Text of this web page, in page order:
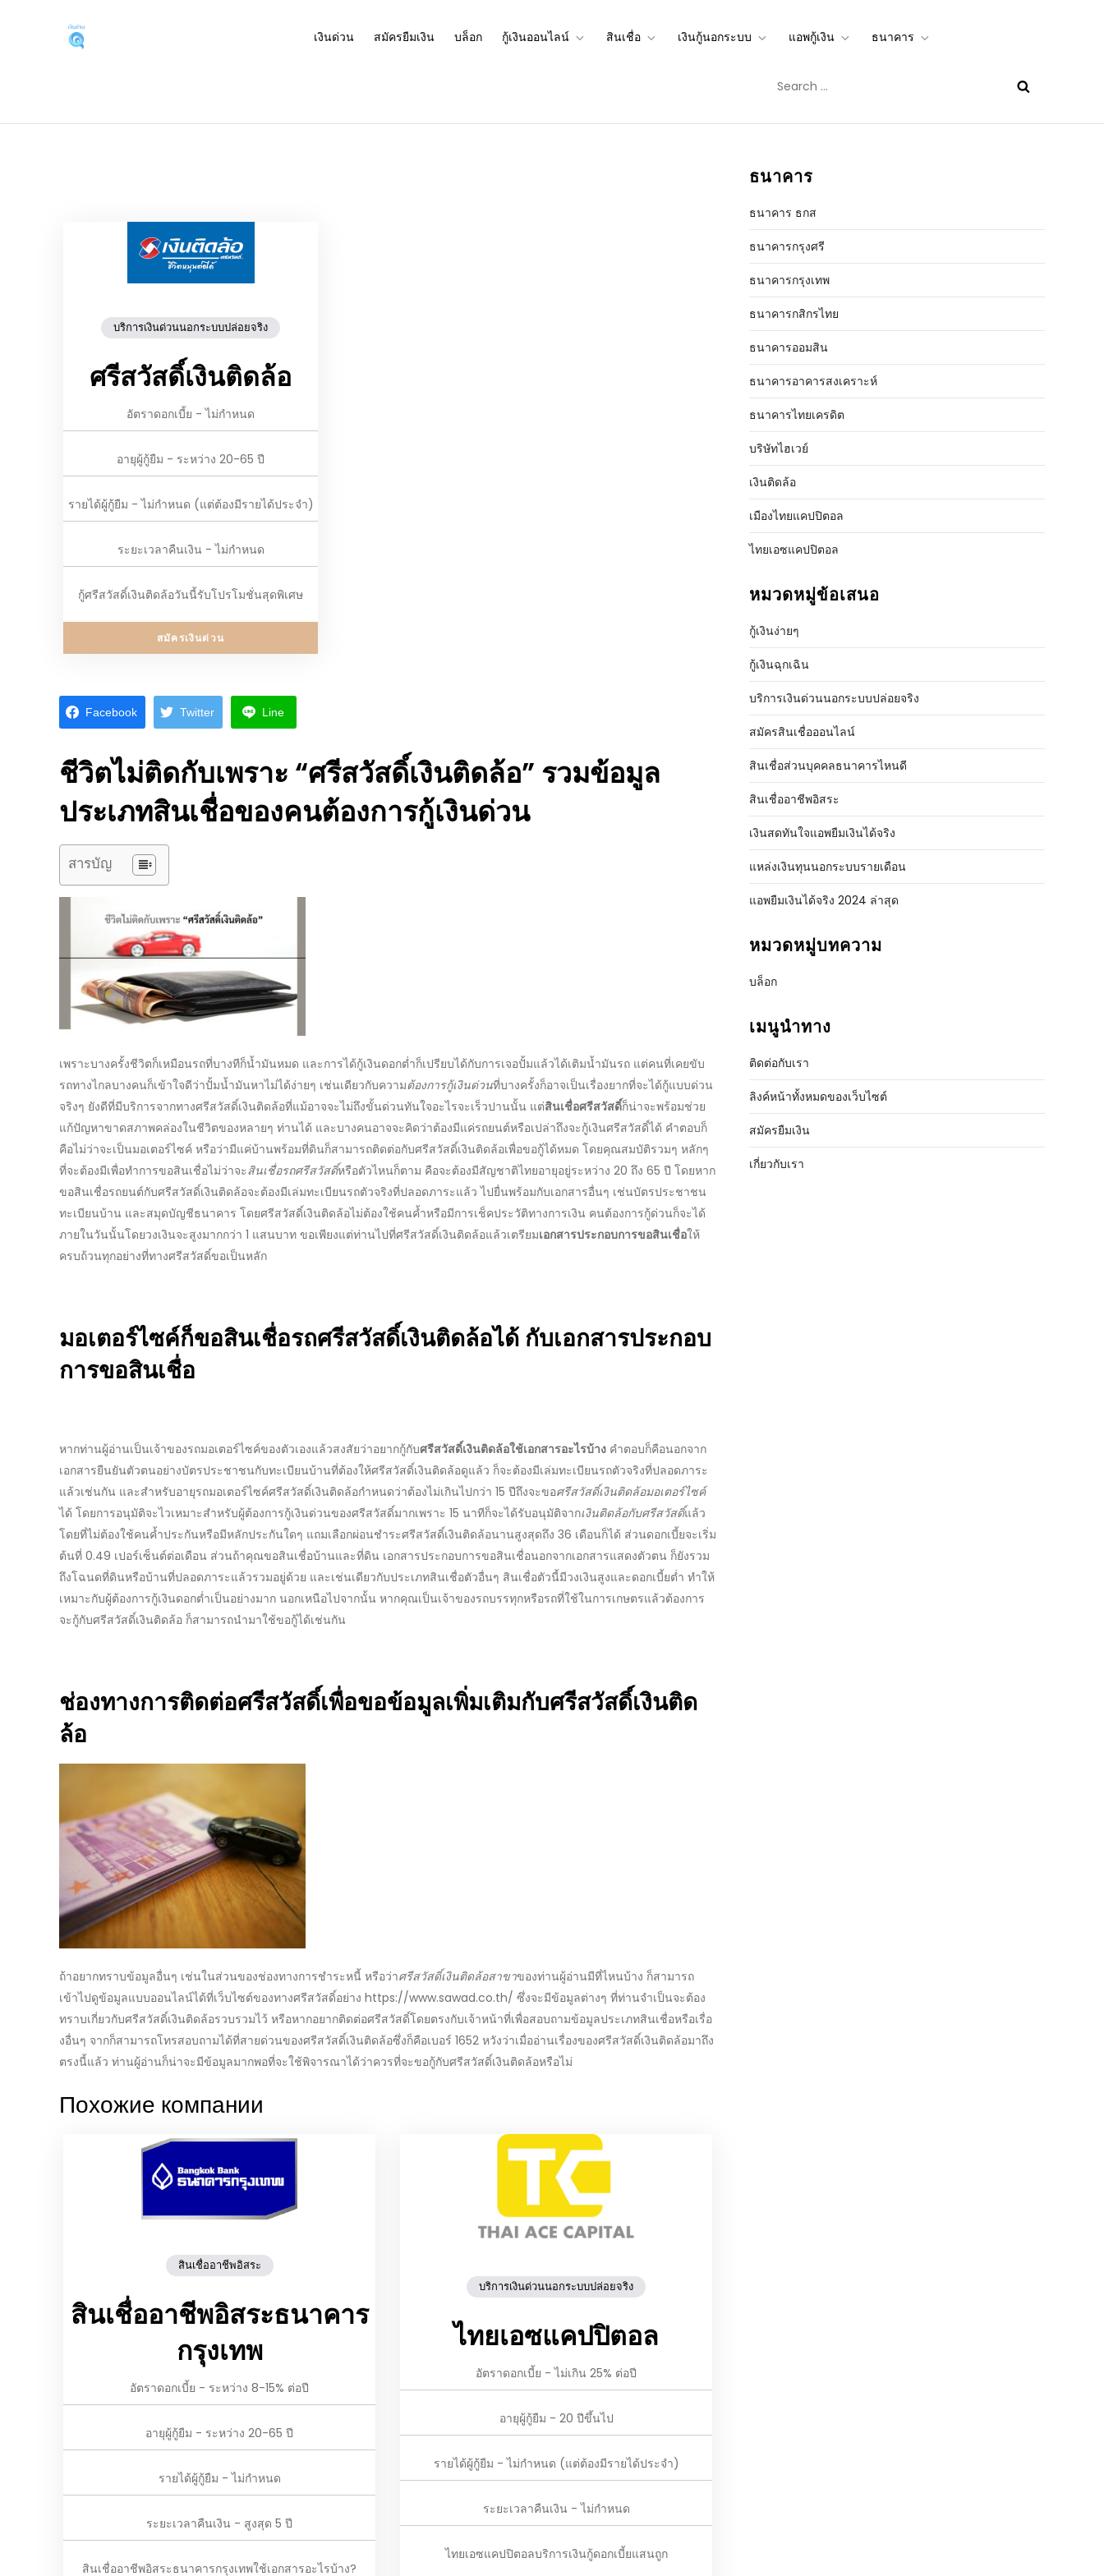
บริการเงินด่วนผ่านแอพกู้เงินผ่านเงินกู้นอกระบบที่กู้เงินออนไลน์ได้จริง mbookstore.com
สนใจสินเชื่อต่างๆ ผ่านแอพยืมเงินได้จริง หรือเงินกู้นอกระบบที่สามารถกู้เงินออนไลน์ได้
เงินด่วน สมัครยืมเงิน บล็อก กู้เงินออนไลน์ สินเชื่อ เงินกู้นอกระบบ แอพกู้เงิน ธนาคาร
for:
บริการเงินด่วนนอกระบบปล่อยจริง
ศรีสวัสดิ์เงินติดล้อ
อัตราดอกเบี้ย - ไม่กำหนด
อายุผู้กู้ยืม - ระหว่าง 20-65 ปี
รายได้ผู้กู้ยืม - ไม่กำหนด (แต่ต้องมีรายได้ประจำ)
ระยะเวลาคืนเงิน - ไม่กำหนด
กู้ศรีสวัสดิ์เงินติดล้อวันนี้รับโปรโมชั่นสุดพิเศษ
สมัครเงินด่วน
Facebook Twitter Line
ชีวิตไม่ติดกับเพราะ “ศรีสวัสดิ์เงินติดล้อ” รวมข้อมูล
ประเภทสินเชื่อของคนต้องการกู้เงินด่วน
สารบัญ
เพราะบางครั้งชีวิตก็เหมือนรถที่บางทีก็น้ำมันหมด และการได้กู้เงินดอกต่ำก็เปรียบได้กับการเจอปั้มแล้วได้เติมน้ำมันรถ แต่คนที่เคยขับ
รถทางไกลบางคนก็เข้าใจดีว่าปั้มน้ำมันหาไม่ได้ง่ายๆ เช่นเดียวกับความต้องการกู้เงินด่วนที่บางครั้งก็อาจเป็นเรื่องยากที่จะได้กู้แบบด่วน
จริงๆ ยังดีที่มีบริการจากทางศรีสวัสดิ์เงินติดล้อที่แม้อาจจะไม่ถึงขั้นด่วนทันใจอะไรจะเร็วปานนั้น แต่สินเชื่อศรีสวัสดิ์ก็น่าจะพร้อมช่วย
แก้ปัญหาขาดสภาพคล่องในชีวิตของหลายๆ ท่านได้ และบางคนอาจจะคิดว่าต้องมีแค่รถยนต์หรือเปล่าถึงจะกู้เงินศรีสวัสดิ์ได้ คำตอบก็
คือไม่ว่าจะเป็นมอเตอร์ไซค์ หรือว่ามีแค่บ้านพร้อมที่ดินก็สามารถติดต่อกับศรีสวัสดิ์เงินติดล้อเพื่อขอกู้ได้หมด โดยคุณสมบัติรวมๆ หลักๆ
ที่จะต้องมีเพื่อทำการขอสินเชื่อไม่ว่าจะสินเชื่อรถศรีสวัสดิ์หรือตัวไหนก็ตาม คือจะต้องมีสัญชาติไทยอายุอยู่ระหว่าง 20 ถึง 65 ปี โดยหาก
ขอสินเชื่อรถยนต์กับศรีสวัสดิ์เงินติดล้อจะต้องมีเล่มทะเบียนรถตัวจริงที่ปลอดภาระแล้ว ไปยื่นพร้อมกับเอกสารอื่นๆ เช่นบัตรประชาชน
ทะเบียนบ้าน และสมุดบัญชีธนาคาร โดยศรีสวัสดิ์เงินติดล้อไม่ต้องใช้คนค้ำหรือมีการเช็คประวัติทางการเงิน คนต้องการกู้ด่วนก็จะได้
ภายในวันนั้นโดยวงเงินจะสูงมากกว่า 1 แสนบาท ขอเพียงแต่ท่านไปที่ศรีสวัสดิ์เงินติดล้อแล้วเตรียมเอกสารประกอบการขอสินเชื่อให้
ครบถ้วนทุกอย่างที่ทางศรีสวัสดิ์ขอเป็นหลัก
มอเตอร์ไซค์ก็ขอสินเชื่อรถศรีสวัสดิ์เงินติดล้อได้ กับเอกสารประกอบ
การขอสินเชื่อ
หากท่านผู้อ่านเป็นเจ้าของรถมอเตอร์ไซค์ของตัวเองแล้วสงสัยว่าอยากกู้กับศรีสวัสดิ์เงินติดล้อใช้เอกสารอะไรบ้าง คำตอบก็คือนอกจาก
เอกสารยืนยันตัวตนอย่างบัตรประชาชนกับทะเบียนบ้านที่ต้องให้ศรีสวัสดิ์เงินติดล้อดูแล้ว ก็จะต้องมีเล่มทะเบียนรถตัวจริงที่ปลอดภาระ
แล้วเช่นกัน และสำหรับอายุรถมอเตอร์ไซค์ศรีสวัสดิ์เงินติดล้อกำหนดว่าต้องไม่เกินไปกว่า 15 ปีถึงจะขอศรีสวัสดิ์เงินติดล้อมอเตอร์ไซค์
ได้ โดยการอนุมัติจะไวเหมาะสำหรับผู้ต้องการกู้เงินด่วนของศรีสวัสดิ์มากเพราะ 15 นาทีก็จะได้รับอนุมัติจากเงินติดล้อกับศรีสวัสดิ์แล้ว
โดยที่ไม่ต้องใช้คนค้ำประกันหรือมีหลักประกันใดๆ แถมเลือกผ่อนชำระศรีสวัสดิ์เงินติดล้อนานสูงสุดถึง 36 เดือนก็ได้ ส่วนดอกเบี้ยจะเริ่ม
ต้นที่ 0.49 เปอร์เซ็นต์ต่อเดือน ส่วนถ้าคุณขอสินเชื่อบ้านและที่ดิน เอกสารประกอบการขอสินเชื่อนอกจากเอกสารแสดงตัวตน ก็ยังรวม
ถึงโฉนดที่ดินหรือบ้านที่ปลอดภาระแล้วรวมอยู่ด้วย และเช่นเดียวกับประเภทสินเชื่อตัวอื่นๆ สินเชื่อตัวนี้มีวงเงินสูงและดอกเบี้ยต่ำ ทำให้
เหมาะกับผู้ต้องการกู้เงินดอกต่ำเป็นอย่างมาก นอกเหนือไปจากนั้น หากคุณเป็นเจ้าของรถบรรทุกหรือรถที่ใช้ในการเกษตรแล้วต้องการ
จะกู้กับศรีสวัสดิ์เงินติดล้อ ก็สามารถนำมาใช้ขอกู้ได้เช่นกัน
ช่องทางการติดต่อศรีสวัสดิ์เพื่อขอข้อมูลเพิ่มเติมกับศรีสวัสดิ์เงินติด
ล้อ
ถ้าอยากทราบข้อมูลอื่นๆ เช่นในส่วนของช่องทางการชำระหนี้ หรือว่าศรีสวัสดิ์เงินติดล้อสาขาของท่านผู้อ่านมีที่ไหนบ้าง ก็สามารถ
เข้าไปดูข้อมูลแบบออนไลน์ได้ที่เว็บไซต์ของทางศรีสวัสดิ์อย่าง https://www.sawad.co.th/ ซึ่งจะมีข้อมูลต่างๆ ที่ท่านจำเป็นจะต้อง
ทราบเกี่ยวกับศรีสวัสดิ์เงินติดล้อรวบรวมไว้ หรือหากอยากติดต่อศรีสวัสดิ์โดยตรงกับเจ้าหน้าที่เพื่อสอบถามข้อมูลประเภทสินเชื่อหรือเรื่อ
งอื่นๆ จากก็สามารถโทรสอบถามได้ที่สายด่วนของศรีสวัสดิ์เงินติดล้อซึ่งก็คือเบอร์ 1652 หวังว่าเมื่ออ่านเรื่องของศรีสวัสดิ์เงินติดล้อมาถึง
ตรงนี้แล้ว ท่านผู้อ่านก็น่าจะมีข้อมูลมากพอที่จะใช้พิจารณาได้ว่าควรที่จะขอกู้กับศรีสวัสดิ์เงินติดล้อหรือไม่
Похожие компании
สินเชื่ออาชีพอิสระ
สินเชื่ออาชีพอิสระธนาคาร
กรุงเทพ
อัตราดอกเบี้ย - ระหว่าง 8-15% ต่อปี
อายุผู้กู้ยืม - ระหว่าง 20-65 ปี
รายได้ผู้กู้ยืม - ไม่กำหนด
ระยะเวลาคืนเงิน - สูงสุด 5 ปี
สินเชื่ออาชีพอิสระธนาคารกรุงเทพใช้เอกสารอะไรบ้าง?
บริการเงินด่วนนอกระบบปล่อยจริง
ไทยเอซแคปปิตอล
อัตราดอกเบี้ย - ไม่เกิน 25% ต่อปี
อายุผู้กู้ยืม - 20 ปีขึ้นไป
รายได้ผู้กู้ยืม - ไม่กำหนด (แต่ต้องมีรายได้ประจำ)
ระยะเวลาคืนเงิน - ไม่กำหนด
ไทยเอซแคปปิตอลบริการเงินกู้ดอกเบี้ยแสนถูก
ธนาคาร
ธนาคาร ธกส
ธนาคารกรุงศรี
ธนาคารกรุงเทพ
ธนาคารกสิกรไทย
ธนาคารออมสิน
ธนาคารอาคารสงเคราะห์
ธนาคารไทยเครดิต
บริษัทไฮเวย์
เงินติดล้อ
เมืองไทยแคปปิตอล
ไทยเอซแคปปิตอล
หมวดหมู่ข้อเสนอ
กู้เงินง่ายๆ
กู้เงินฉุกเฉิน
บริการเงินด่วนนอกระบบปล่อยจริง
สมัครสินเชื่อออนไลน์
สินเชื่อส่วนบุคคลธนาคารไหนดี
สินเชื่ออาชีพอิสระ
เงินสดทันใจแอพยืมเงินได้จริง
แหล่งเงินทุนนอกระบบรายเดือน
แอพยืมเงินได้จริง 2024 ล่าสุด
หมวดหมู่บทความ
บล็อก
เมนูนำทาง
ติดต่อกับเรา
ลิงค์หน้าทั้งหมดของเว็บไซต์
สมัครยืมเงิน
เกี่ยวกับเรา